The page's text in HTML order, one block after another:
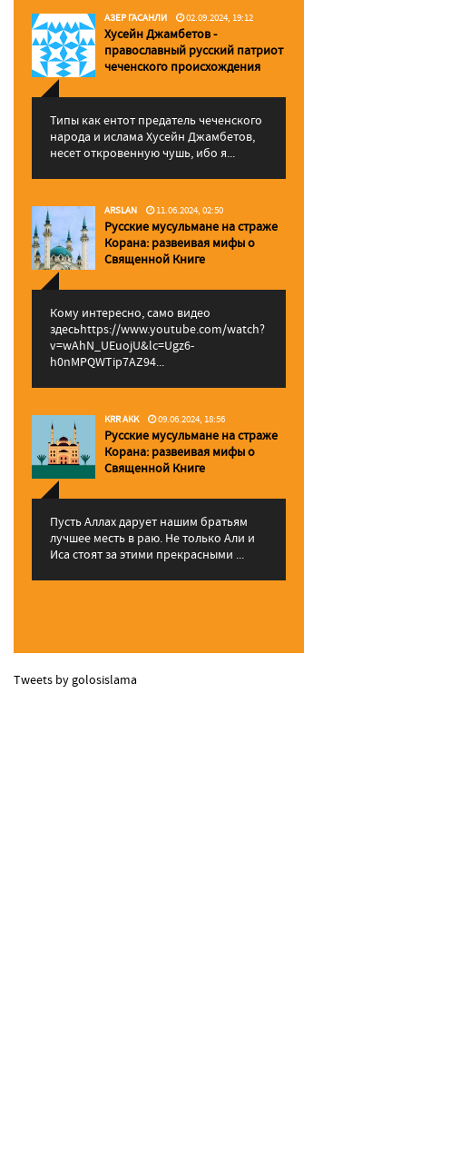
АЗЕР ГАСАНЛИ 02.09.2024, 19:12
Хусейн Джамбетов -
православный русский патриот
чеченского происхождения
Типы как ентот предатель чеченского
народа и ислама Хусейн Джамбетов,
несет откровенную чушь, ибо я...
ARSLAN 11.06.2024, 02:50
Русские мусульмане на страже
Корана: pазвеивая мифы о
Священной Книге
Кому интересно, само видео
здесьhttps://www.youtube.com/watch?
v=wAhN_UEuojU&lc=Ugz6-
h0nMPQWTip7AZ94...
KRR AKK 09.06.2024, 18:56
Русские мусульмане на страже
Корана: pазвеивая мифы о
Священной Книге
Пусть Аллах дарует нашим братьям
лучшее месть в раю. Не только Али и
Иса стоят за этими прекрасными ...
Tweets by golosislama